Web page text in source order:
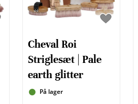
Cheval Roi
Striglesæt | Pale
earth glitter
På lager